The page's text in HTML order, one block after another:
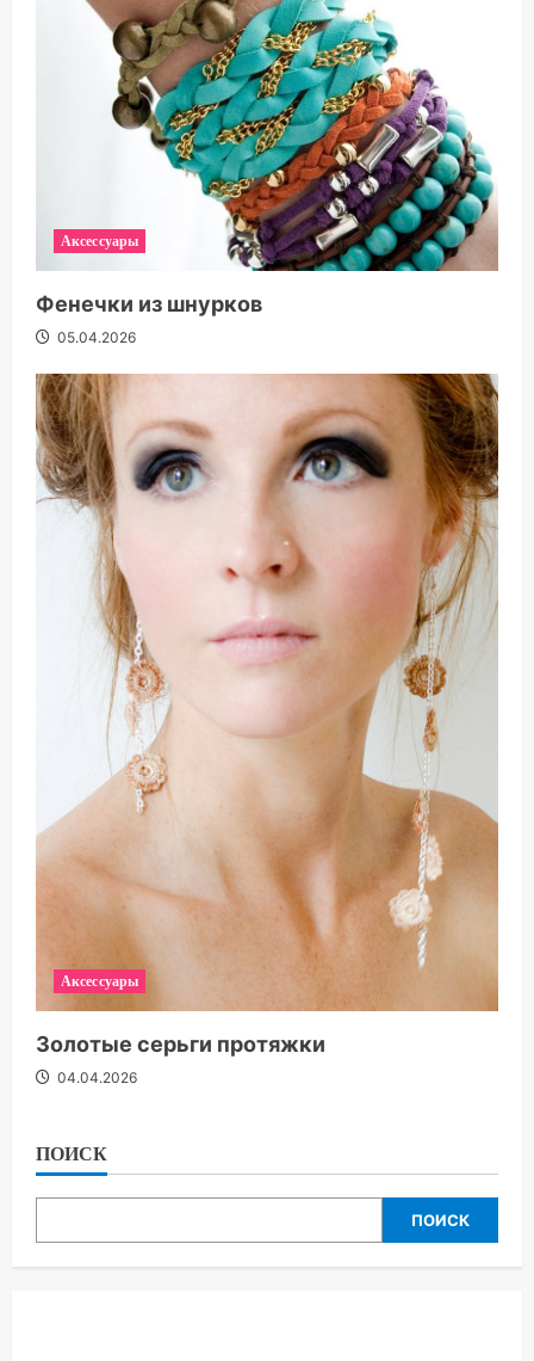
Аксессуары
Фенечки из шнурков
05.04.2026
Аксессуары
Золотые серьги протяжки
04.04.2026
ПОИСК
ПОИСК